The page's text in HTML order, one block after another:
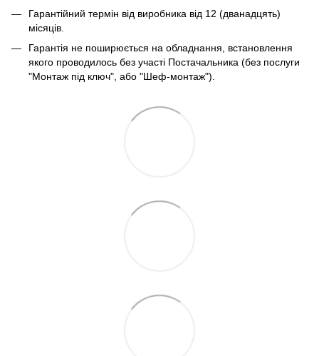
Гарантійний термін від виробника від 12 (дванадцять)
місяців.
Гарантія не поширюється на обладнання, встановлення
якого проводилось без участі Постачальника (без послуги
"Монтаж під ключ", або "Шеф-монтаж").